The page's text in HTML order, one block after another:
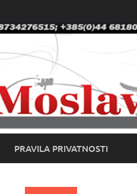
PRAVILA PRIVATNOSTI